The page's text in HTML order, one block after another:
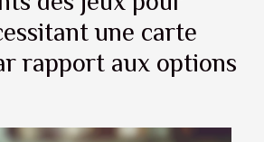
une carte
rapport aux options